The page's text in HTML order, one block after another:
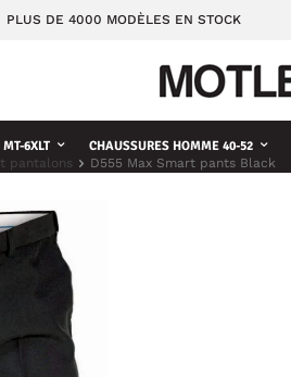
PLUS DE 4000 MODÈLES EN STOCK
6XLT CHAUSSURES HOMME 40-52
pantalons D555 Max Smart pants Black